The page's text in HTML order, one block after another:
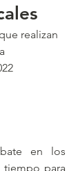
realizan
en los
tiempo para